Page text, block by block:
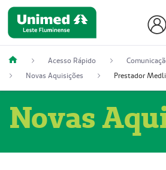
Acesso Rápido
Novas Aquisições
Novas